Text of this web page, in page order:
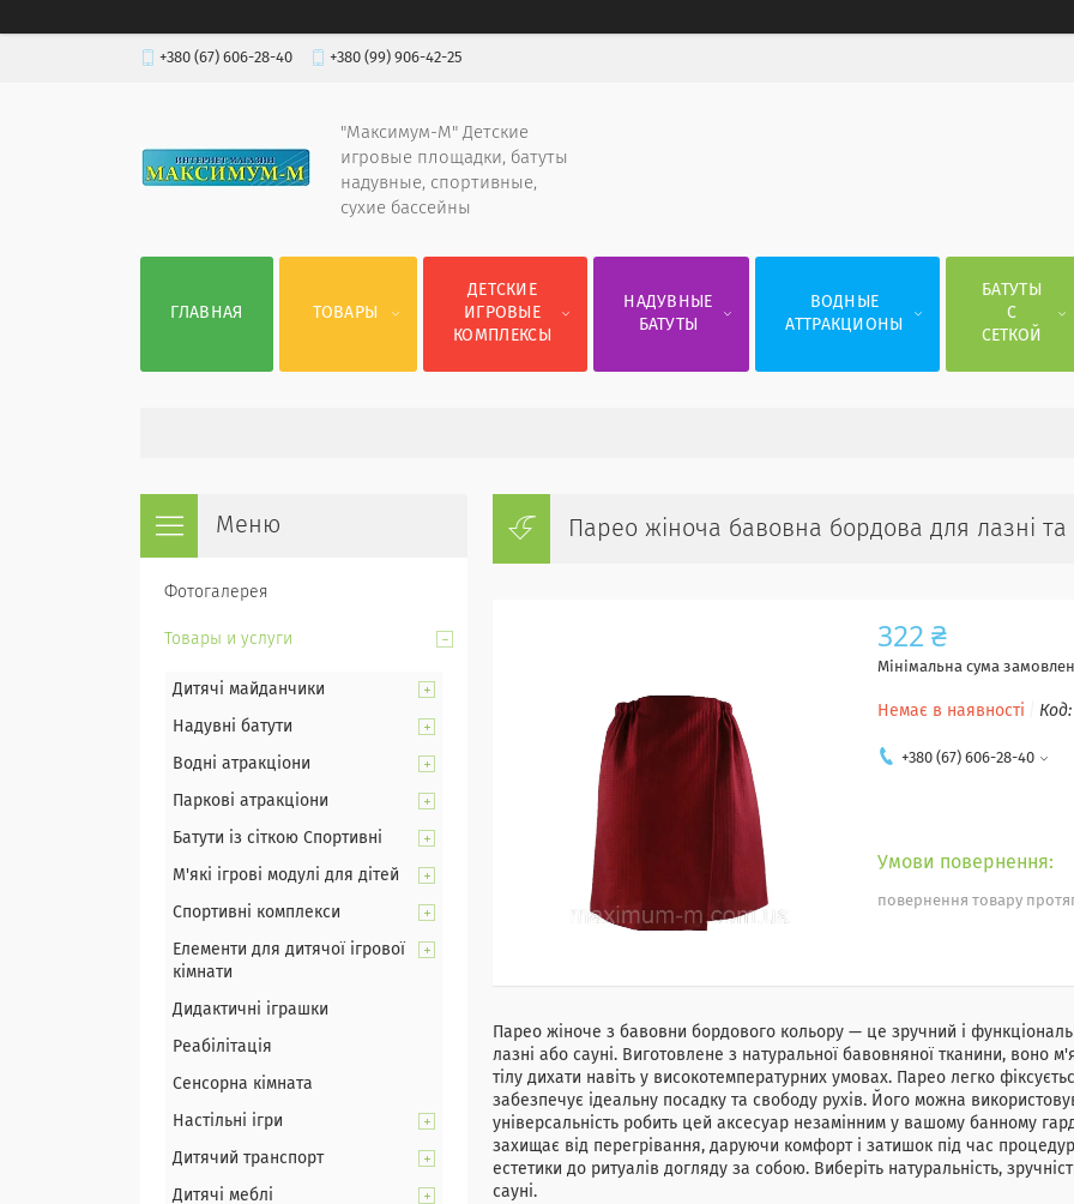
+380 (67) 606-28-40 +380 (99) 906-42-25
"Максимум-М" Детские
игровые площадки, батуты
надувные, спортивные,
сухие бассейны
ГЛАВНАЯ ТОВАРЫ
ДЕТСКИЕ
ИГРОВЫЕ
КОМПЛЕКСЫ
НАДУВНЫЕ
БАТУТЫ
ВОДНЫЕ
АТТРАКЦИОНЫ
БАТУТЫ
С
СЕТКОЙ
Парео жіноча бавовна бордова для лазні та
322 ₴
Мінімальна сума
Немає в наявності Код:
+380 (67) 606-28-40
повернення товару
Парео жіноче з бавовни бордового кольору — це зручний і
лазні або сауні. Виготовлене з натуральної бавовняної тканини, воно
тілу дихати навіть у високотемпературних умовах. Парео легко
забезпечує ідеальну посадку та свободу рухів. Його можна
універсальність робить цей аксесуар незамінним у вашому банному
захищає від перегрівання, даруючи комфорт і затишок під час
естетики до ритуалів догляду за собою. Виберіть натуральність,
сауні.
Фотогалерея
Товары и услуги
Дитячі майданчики
Надувні батути
Водні атракціони
Паркові атракціони
Батути із сіткою Спортивні
М'які ігрові модулі для дітей
Спортивні комплекси
Елементи для дитячої ігрової
кімнати
Дидактичні іграшки
Реабілітація
Сенсорна кімната
Настільні ігри
Дитячий транспорт
Дитячі меблі